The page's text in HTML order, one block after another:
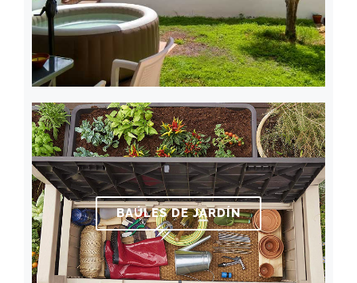
BAÚLES DE JARDÍN